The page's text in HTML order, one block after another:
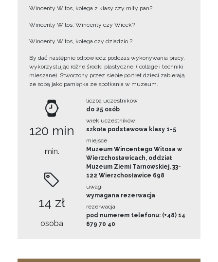
Wincenty Witos, kolega z klasy czy miły pan?
Wincenty Witos, Wincenty czy Wicek?
Wincenty Witos, kolega czy dziadzio ?
By dać następnie odpowiedz podczas wykonywania pracy,
wykorzystując różne środki plastyczne, ( collage i techniki
mieszane). Stworzony przez siebie portret dzieci zabierają
ze sobą jako pamiątka ze spotkania w muzeum.
120 min
min.
14 zł
osoba
liczba uczestników
do 25 osób
wiek uczestników
szkoła podstawowa klasy 1-5
miejsce
Muzeum Wincentego Witosa w
Wierzchosławicach, oddział
Muzeum Ziemi Tarnowskiej, 33-
122 Wierzchosławice 698
uwagi
wymagana rezerwacja
rezerwacja
pod numerem telefonu: (+48) 14
679 70 40